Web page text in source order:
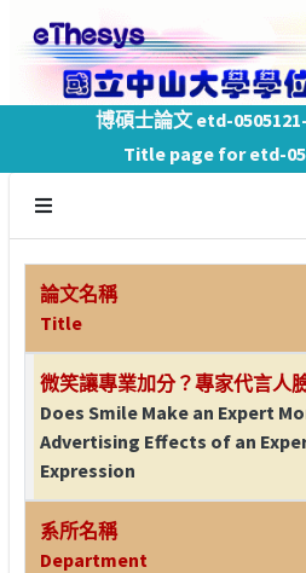
博碩士論文 etd-
Title page for etd-
論文名稱
Title
微笑讓專業加分？專家代言人
Does Smile Make an Expert
Advertising Effects of an
Expression
系所名稱
Department